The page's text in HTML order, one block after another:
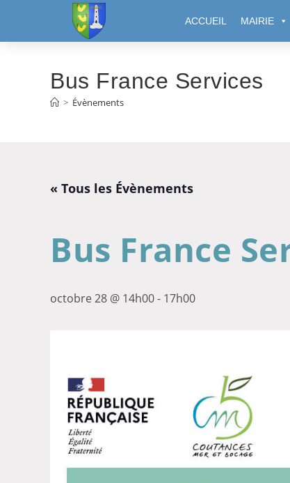
ACCUEIL MAIRIE
Bus France Services
> Évènements
« Tous les Évènements
Bus France
octobre 28 @ 14h00- 17h00
Cookies management panel